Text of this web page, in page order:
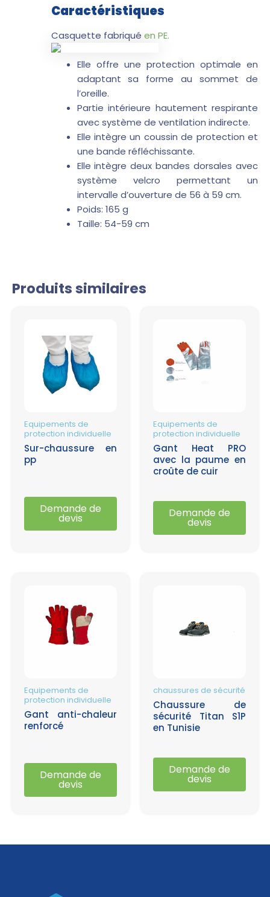
Caractéristiques
Casquette fabriqué en PE.
Elle offre une protection optimale en
adaptant sa forme au sommet de
l’oreille.
Partie intérieure hautement respirante
avec système de ventilation indirecte.
Elle intègre un coussin de protection et
une bande réfléchissante.
Elle intègre deux bandes dorsales avec
système velcro permettant un
intervalle d’ouverture de 56 à 59 cm.
Poids: 165 g
Taille: 54-59 cm
Produits similaires
Equipements de
protection individuelle
Sur-chaussure en
pp
Note
Demande de
devis
Equipements de
protection individuelle
Gant Heat PRO
avec la paume en
croûte de cuir
Note
Demande de
devis
Equipements de
protection individuelle
Gant anti-chaleur
renforcé
Note
5
Demande de
devis
chaussures de sécurité
Chaussure de
sécurité Titan S1P
en Tunisie
Note
5
Demande de
devis